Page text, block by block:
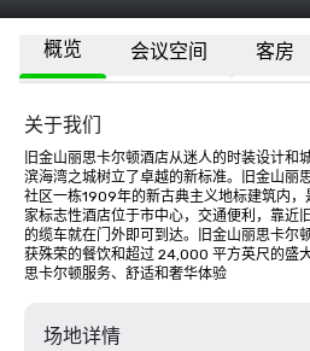
概览 会议空间 客房
关于我们
旧金山丽思卡尔顿酒店从迷人的时装设计和
滨海湾之城树立了卓越的新标准。旧金山丽
社区一栋1909年的新古典主义地标建筑内
家标志性酒店位于市中心，交通便利，靠近
的缆车就在门外即可到达。旧金山丽思卡尔
获殊荣的餐饮和超过 24,000 平方英尺的盛
思卡尔顿服务、舒适和奢华体验
场地详情